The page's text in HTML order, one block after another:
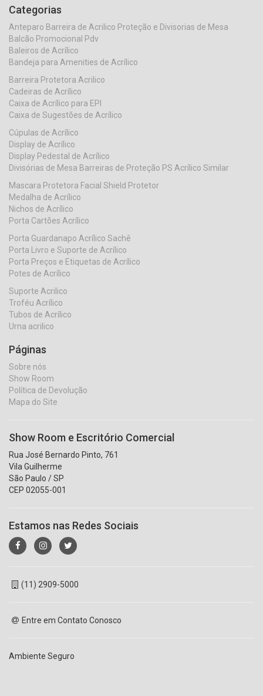
Categorias
Anteparo Barreira de Acrilico Proteção e Divisorias de Mesa
Balcão Promocional Pdv
Baleiros de Acrílico
Bandeja para Amenities de Acrílico
Barreira Protetora Acrilico
Cadeiras de Acrílico
Caixa de Acrílico para EPI
Caixa de Sugestões de Acrílico
Cúpulas de Acrílico
Display de Acrílico
Display Pedestal de Acrílico
Divisórias de Mesa Barreiras de Proteção PS Acrílico Similar
Mascara Protetora Facial Shield Protetor
Medalha de Acrílico
Nichos de Acrílico
Porta Cartões Acrílico
Porta Guardanapo Acrílico Sachê
Porta Livro e Suporte de Acrílico
Porta Preços e Etiquetas de Acrílico
Potes de Acrílico
Suporte Acrilico
Troféu Acrílico
Tubos de Acrílico
Urna acrilico
Páginas
Sobre nós
Show Room
Política de Devolução
Mapa do Site
Show Room e Escritório Comercial
Rua José Bernardo Pinto, 761
Vila Guilherme
São Paulo / SP
CEP 02055-001
Estamos nas Redes Sociais
(11) 2909-5000
Entre em Contato Conosco
Ambiente Seguro